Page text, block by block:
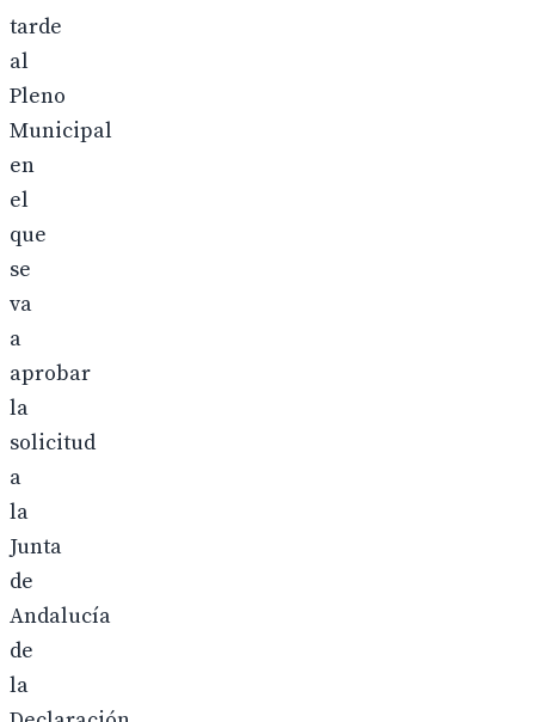
tarde
al
Pleno
Municipal
en
el
que
se
va
a
aprobar
la
solicitud
a
la
Junta
de
Andalucía
de
la